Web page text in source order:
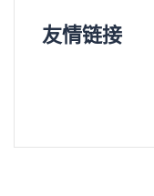
友情链接